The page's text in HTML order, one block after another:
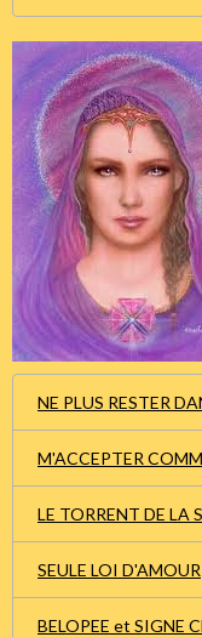
NE PLUS RESTER
M'ACCEPTER
LE TORRENT DE LA
SEULE LOI D'AMOUR
BELOPEE et SIGNE